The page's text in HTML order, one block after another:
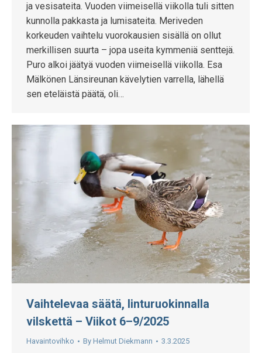
ja vesisateita. Vuoden viimeisellä viikolla tuli sitten
kunnolla pakkasta ja lumisateita. Meriveden
korkeuden vaihtelu vuorokausien sisällä on ollut
merkillisen suurta – jopa useita kymmeniä senttejä.
Puro alkoi jäätyä vuoden viimeisellä viikolla. Esa
Mälkönen Länsireunan kävelytien varrella, lähellä
sen eteläistä päätä, oli…
Vaihtelevaa säätä, linturuokinnalla
vilskettä – Viikot 6–9/2025
Havaintovihko By Helmut Diekmann 3.3.2025